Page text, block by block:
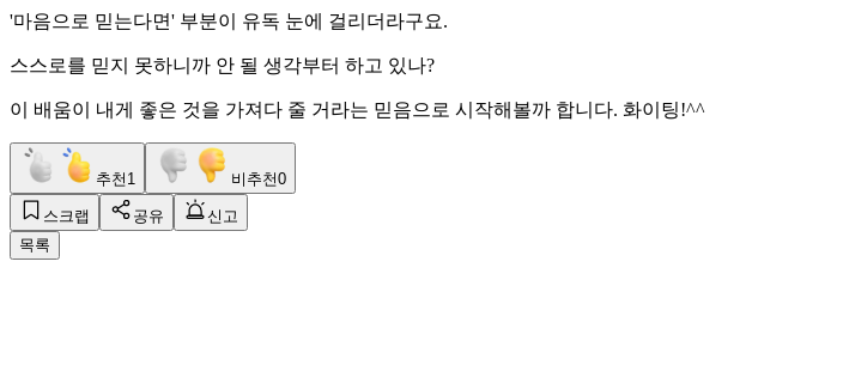
'마음으로 믿는다면' 부분이 유독 눈에 걸리더라구요.
스스로를 믿지 못하니까 안 될 생각부터 하고 있나?
이 배움이 내게 좋은 것을 가져다 줄 거라는 믿음으로 시작해볼까 합니다. 화이팅!^^
추천 1 비추천0
스크랩 공유
신고
목록